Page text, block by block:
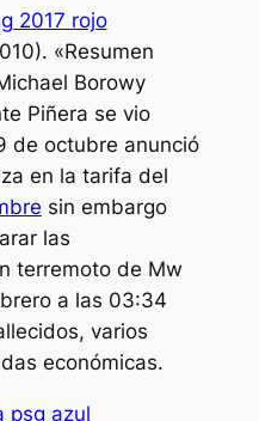
«Resumen
Borowy
Piñera se vio
de octubre anunció
en la tarifa del
sin embargo
las
terremoto de Mw
a las 03:34
varios
económicas.